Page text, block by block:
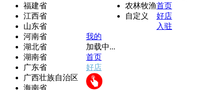
福建省
江西省
山东省
河南省
湖北省
湖南省
广东省
广西壮族自治区
海南省
农林牧渔
自定义
首页
好店
入驻
我的
加载中...
首页
好店